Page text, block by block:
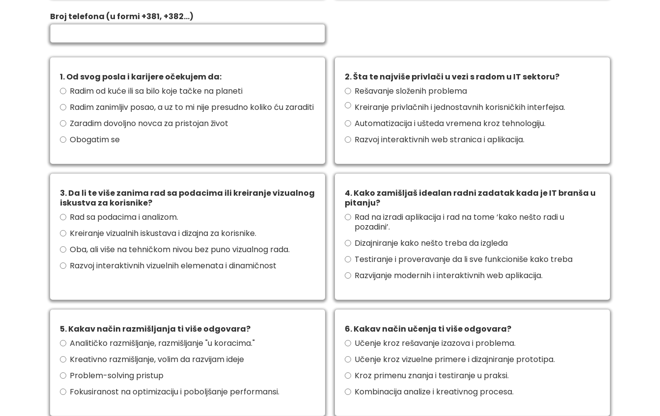
Broj telefona (u formi +381, +382...)
1. Od svog posla i karijere očekujem da:
Radim od kuće ili sa bilo koje tačke na planeti
Radim zanimljiv posao, a uz to mi nije presudno koliko ću zaraditi
Zaradim dovoljno novca za pristojan život
Obogatim se
2. Šta te najviše privlači u vezi s radom u IT sektoru?
Rešavanje složenih problema
Kreiranje privlačnih i jednostavnih korisničkih interfejsa.
Automatizacija i ušteda vremena kroz tehnologiju.
Razvoj interaktivnih web stranica i aplikacija.
3. Da li te više zanima rad sa podacima ili kreiranje vizualnog
iskustva za korisnike?
Rad sa podacima i analizom.
Kreiranje vizualnih iskustava i dizajna za korisnike.
Oba, ali više na tehničkom nivou bez puno vizualnog rada.
Razvoj interaktivnih vizuelnih elemenata i dinamičnost
4. Kako zamišljaš idealan radni zadatak kada je IT branša u
pitanju?
Rad na izradi aplikacija i rad na tome ‘kako nešto radi u
pozadini’.
Dizajniranje kako nešto treba da izgleda
Testiranje i proveravanje da li sve funkcioniše kako treba
Razvijanje modernih i interaktivnih web aplikacija.
5. Kakav način razmišljanja ti više odgovara?
Analitičko razmišljanje, razmišljanje "u koracima."
Kreativno razmišljanje, volim da razvijam ideje
Problem-solving pristup
Fokusiranost na optimizaciju i poboljšanje performansi.
6. Kakav način učenja ti više odgovara?
Učenje kroz rešavanje izazova i problema.
Učenje kroz vizuelne primere i dizajniranje prototipa.
Kroz primenu znanja i testiranje u praksi.
Kombinacija analize i kreativnog procesa.